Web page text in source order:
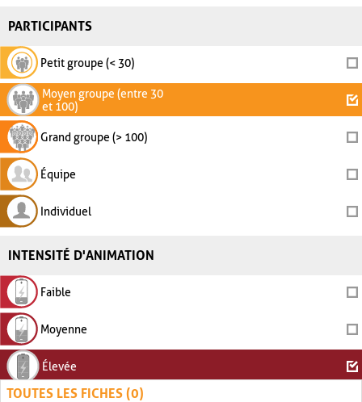
PARTICIPANTS
Petit groupe (< 30)
Moyen groupe (entre 30
et 100)
Grand groupe (> 100)
Équipe
Individuel
INTENSITÉ D'ANIMATION
Faible
Moyenne
Élevée
TOUTES LES FICHES (0)